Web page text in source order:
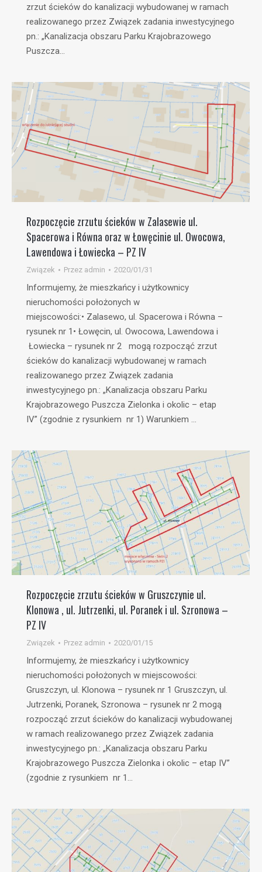
zrzut ścieków do kanalizacji wybudowanej w ramach
realizowanego przez Związek zadania inwestycyjnego
pn.: „Kanalizacja obszaru Parku Krajobrazowego
Puszcza…
Rozpoczęcie zrzutu ścieków w Zalasewie ul.
Spacerowa i Równa oraz w Łowęcinie ul. Owocowa,
Lawendowa i Łowiecka – PZ IV
Związek Przez admin 2020/01/31
Informujemy, że mieszkańcy i użytkownicy
nieruchomości położonych w
miejscowości:• Zalasewo, ul. Spacerowa i Równa –
rysunek nr 1• Łowęcin, ul. Owocowa, Lawendowa i
Łowiecka – rysunek nr 2 mogą rozpocząć zrzut
ścieków do kanalizacji wybudowanej w ramach
realizowanego przez Związek zadania
inwestycyjnego pn.: „Kanalizacja obszaru Parku
Krajobrazowego Puszcza Zielonka i okolic – etap
IV” (zgodnie z rysunkiem nr 1) Warunkiem …
Rozpoczęcie zrzutu ścieków w Gruszczynie ul.
Klonowa , ul. Jutrzenki, ul. Poranek i ul. Szronowa –
PZ IV
Związek Przez admin 2020/01/15
Informujemy, że mieszkańcy i użytkownicy
nieruchomości położonych w miejscowości:
Gruszczyn, ul. Klonowa – rysunek nr 1 Gruszczyn, ul.
Jutrzenki, Poranek, Szronowa – rysunek nr 2 mogą
rozpocząć zrzut ścieków do kanalizacji wybudowanej
w ramach realizowanego przez Związek zadania
inwestycyjnego pn.: „Kanalizacja obszaru Parku
Krajobrazowego Puszcza Zielonka i okolic – etap IV”
(zgodnie z rysunkiem nr 1…